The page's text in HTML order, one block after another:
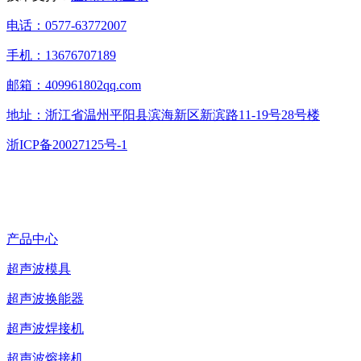
电话：0577-63772007
手机：13676707189
邮箱：409961802qq.com
地址：浙江省温州平阳县滨海新区新滨路11-19号28号楼
浙ICP备20027125号-1
产品中心
超声波模具
超声波换能器
超声波焊接机